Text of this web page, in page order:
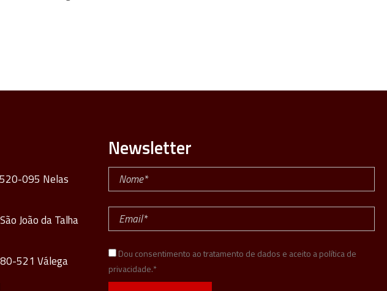
095 Nelas
João da Talha
521 Válega
Newsletter
Dou consentimento ao tratamento de dados e aceito a política de
privacidade.*